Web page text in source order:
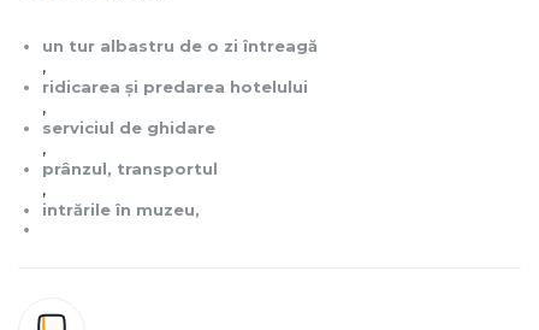
un tur albastru de o zi întreagă
,
ridicarea și predarea hotelului
,
serviciul de ghidare
,
prânzul, transportul
,
intrările în muzeu,